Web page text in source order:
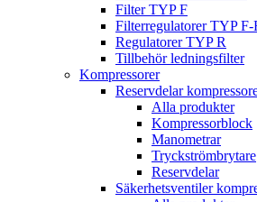
Filter TYP F
Filterregulatorer TYP F-
Regulatorer TYP R
Tillbehör ledningsfilter
Kompressorer
Reservdelar
Alla produkter
Kompressorblock
Manometrar
Tryckströmbrytare
Reservdelar
Säkerhetsventiler